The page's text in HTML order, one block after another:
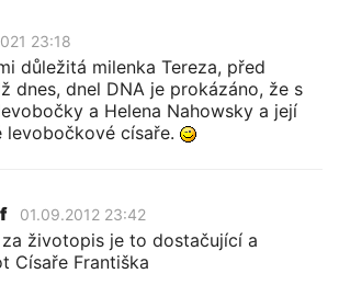
23:18
důležitá milenka Tereza, před
dnes, dnel DNA je prokázáno, že s
a Helena Nahowsky a její
levobočkové císaře.
01.09.2012 23:42
životopis je to dostačující a
Císaře Františka